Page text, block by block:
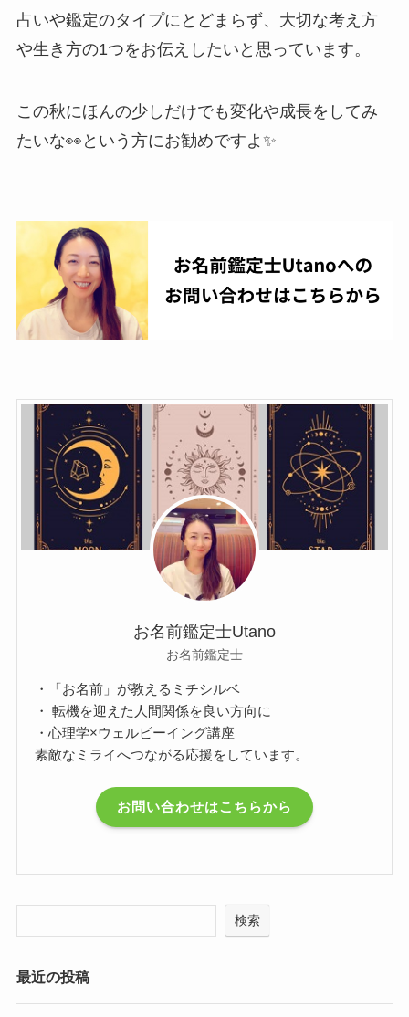
占いや鑑定のタイプにとどまらず、大切な考え方
や生き方の1つをお伝えしたいと思っています。
この秋にほんの少しだけでも変化や成長をしてみ
たいな👀という方にお勧めですよ✨
お名前鑑定士Utano
お名前鑑定士
・「お名前」が教えるミチシルベ
・ 転機を迎えた人間関係を良い方向に
・心理学×ウェルビーイング講座
素敵なミライへつながる応援をしています。
お問い合わせはこちらから
検索
最近の投稿